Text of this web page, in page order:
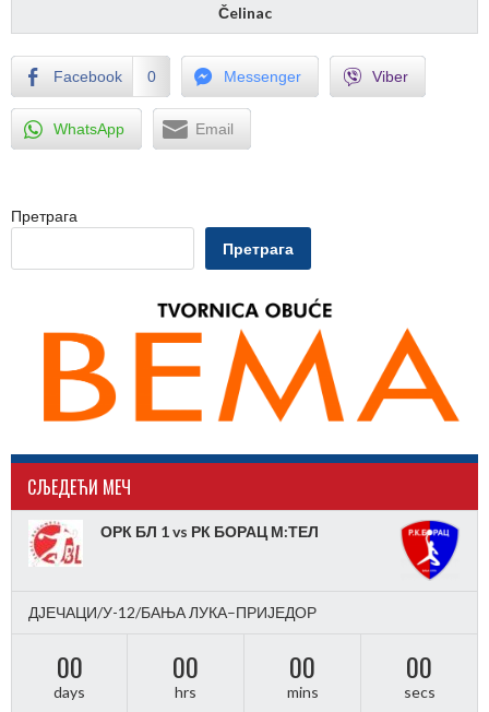
Čelinac
Facebook 0 Messenger Viber
WhatsApp Email
Претрага
Претрага
CЉЕДЕЋИ МЕЧ
ОРК БЛ 1 vs РК БОРАЦ М:ТЕЛ
ДЈЕЧАЦИ/У-12/БАЊА ЛУКА–ПРИЈЕДОР
00
days
00
hrs
00
mins
00
secs